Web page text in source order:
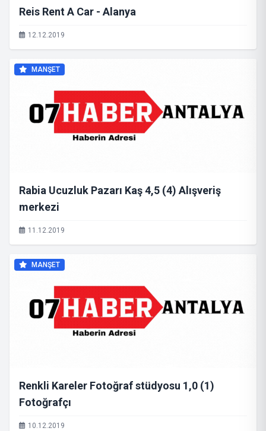
Reis Rent A Car - Alanya
12.12.2019
MANŞET
Rabia Ucuzluk Pazarı Kaş 4,5 (4) Alışveriş
merkezi
11.12.2019
MANŞET
Renkli Kareler Fotoğraf stüdyosu 1,0 (1)
Fotoğrafçı
10.12.2019